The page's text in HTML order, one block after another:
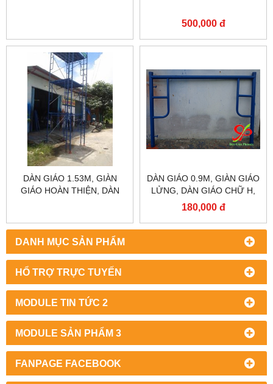
DANH MỤC SẢN PHẨM
HỔ TRỢ TRỰC TUYẾN
MODULE TIN TỨC 2
MODULE SẢN PHẨM 3
FANPAGE FACEBOOK
500,000 đ
DÀN GIÁO 1.53M, GIÀN
GIÁO HOÀN THIỆN, DÀN
DÀN GIÁO 0.9M, GIÀN GIÁO
LỬNG, DÀN GIÁO CHỮ H,
DÀN GIÁO KHÔNG NÒNG
180,000 đ